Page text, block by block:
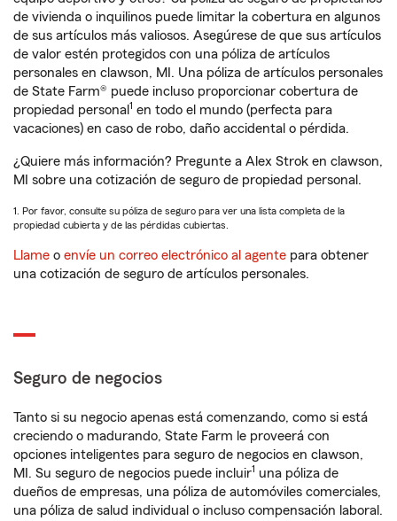
de vivienda o inquilinos puede limitar la cobertura en algunos
de sus artículos más valiosos. Asegúrese de que sus artículos
de valor estén protegidos con una póliza de artículos
personales en clawson, MI. Una póliza de artículos personales
de State Farm® puede incluso proporcionar cobertura de
propiedad personal 1 en todo el mundo (perfecta para
vacaciones) en caso de robo, daño accidental o pérdida.
¿Quiere más información? Pregunte a Alex Strok en clawson,
MI sobre una cotización de seguro de propiedad personal.
1. Por favor, consulte su póliza de seguro para ver una lista completa de la
propiedad cubierta y de las pérdidas cubiertas.
Llame o envíe un correo electrónico al agente para obtener
una cotización de seguro de artículos personales.
Seguro de negocios
Tanto si su negocio apenas está comenzando, como si está
creciendo o madurando, State Farm le proveerá con
opciones inteligentes para seguro de negocios en clawson,
MI. Su seguro de negocios puede incluir1 una póliza de
dueños de empresas, una póliza de automóviles comerciales,
una póliza de salud individual o incluso compensación laboral.